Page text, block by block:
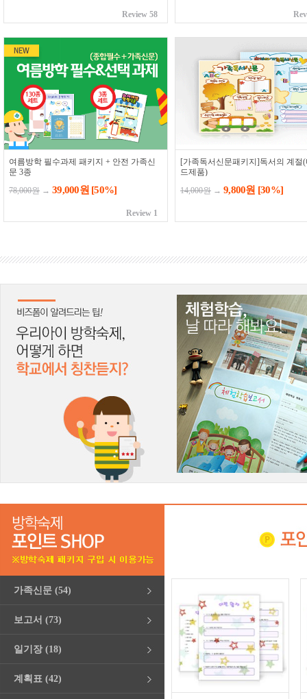
Review 58
여름방학 필수과제 패키지 + 안전 가족신
문 3종
78,000원 → 39,000원 [50%]
Review 1
[가족독서신문패키지]독서의 계절
드제품)
14,000원 → 9,800원 [30%]
가족신문 (54)
보고서 (73)
일기장 (18)
계획표 (42)